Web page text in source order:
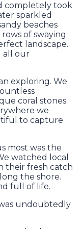
completely took
sparkled
beaches
of swaying
landscape.
all our
exploring. We
coral stones
we
to capture
most was the
watched local
their fresh catch
the shore.
full of life.
undoubtedly